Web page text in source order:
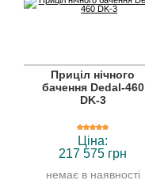
Приціл нічного
бачення Dedal-460
DK-3
Ціна:
217 575 грн
немає в наявності